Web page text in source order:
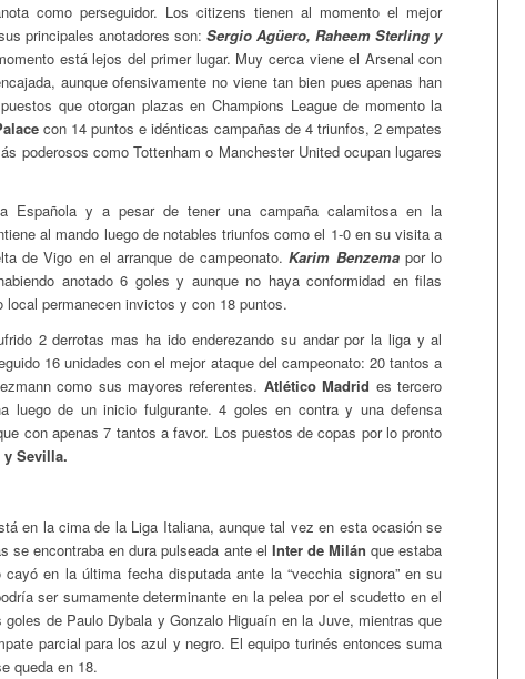
como perseguidor. Los citizens tienen al momento el mejor
principales anotadores son: Sergio Agüero, Raheem Sterling y
está lejos del primer lugar. Muy cerca viene el Arsenal con
aunque ofensivamente no viene tan bien pues apenas han
que otorgan plazas en Champions League de momento la
con 14 puntos e idénticas campañas de 4 triunfos, 2 empates
poderosos como Tottenham o Manchester United ocupan lugares
Española y a pesar de tener una campaña calamitosa en la
al mando luego de notables triunfos como el 1-0 en su visita a
de Vigo en el arranque de campeonato.Karim Benzemapor lo
anotado 6 goles y aunque no haya conformidad en filas
local permanecen invictos y con 18 puntos.
2 derrotas mas ha ido enderezando su andar por la liga y al
16 unidades con el mejor ataque del campeonato: 20 tantos a
como sus mayores referentes. Atlético Madrid es tercero
luego de un inicio fulgurante. 4 goles en contra y una defensa
con apenas 7 tantos a favor. Los puestos de copas por lo pronto
y Sevilla.
en la cima de la Liga Italiana, aunque tal vez en esta ocasión se
se encontraba en dura pulseada ante el Inter de Milán que estaba
en la última fecha disputada ante la “vecchia signora” en su
ser sumamente determinante en la pelea por el scudetto en el
de Paulo Dybala y Gonzalo Higuaín en la Juve, mientras que
parcial para los azul y negro. El equipo turinés entonces suma
queda en 18.